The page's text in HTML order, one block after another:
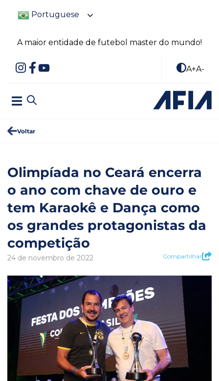
Portuguese
A maior entidade de futebol master do mundo!
A+A-
Voltar
Olimpíada no Ceará encerra
o ano com chave de ouro e
tem Karaokê e Dança como
os grandes protagonistas da
competição
24 de novembro de 2022 Compartilhar